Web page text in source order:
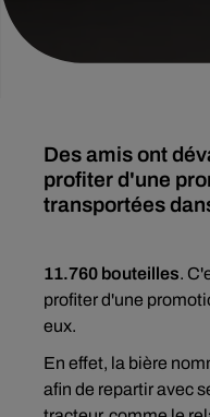
Des amis ont
profiter d'une
transportées
11.760 bouteilles.
profiter d'une
eux.
En effet, la bière
afin de repartir avec